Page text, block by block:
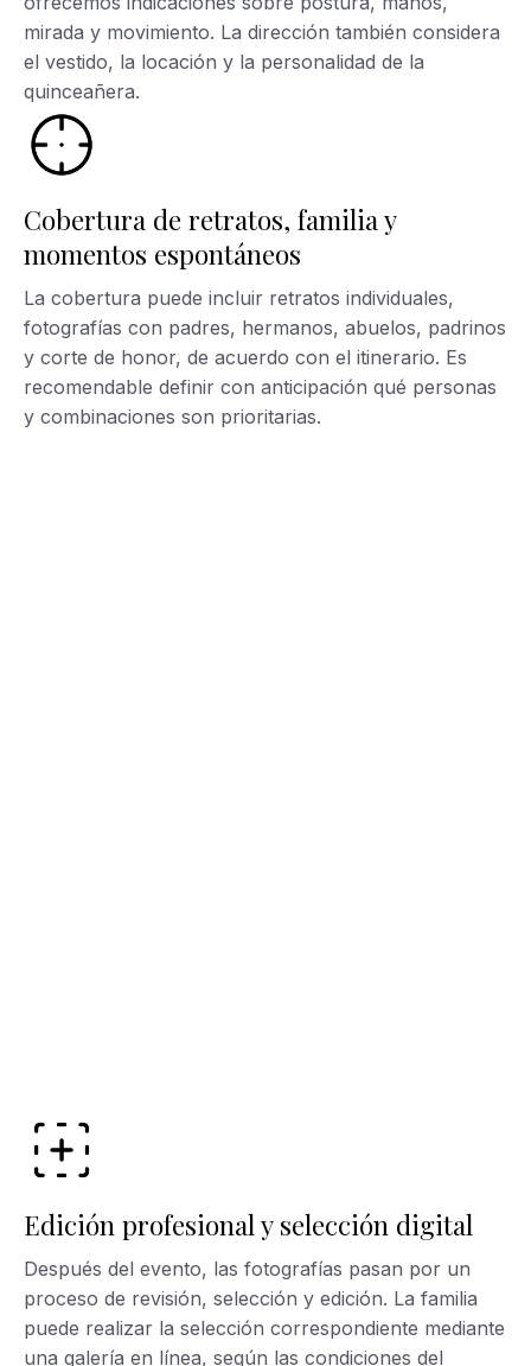
mirada y movimiento. La dirección también considera
el vestido, la locación y la personalidad de la
quinceañera.
Cobertura de retratos, familia y
momentos espontáneos
La cobertura puede incluir retratos individuales,
fotografías con padres, hermanos, abuelos, padrinos
y corte de honor, de acuerdo con el itinerario. Es
recomendable definir con anticipación qué personas
y combinaciones son prioritarias.
Edición profesional y selección digital
Después del evento, las fotografías pasan por un
proceso de revisión, selección y edición. La familia
puede realizar la selección correspondiente mediante
una galería en línea, según las condiciones del